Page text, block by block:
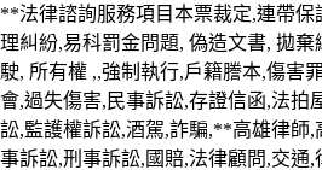
**法律諮詢服務項目本票裁定,連帶保
理糾紛,易科罰金問題, 偽造文書, 拋棄
駛, 所有權 ,,強制執行,戶籍謄本,傷害
會,過失傷害,民事訴訟,存證信函,法拍
訟,監護權訴訟,酒駕,詐騙,**高雄律師,
事訴訟,刑事訴訟,國賠,法律顧問,交通,